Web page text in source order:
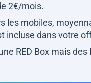
2€/mois.
les mobiles,
incluse dans votre
RED Box mais des